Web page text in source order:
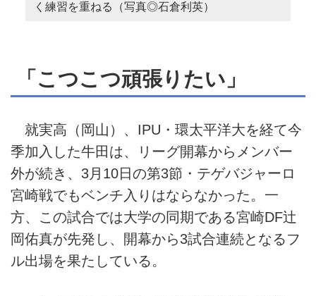
く練習を重ねる（写真◎石倉利英）
「こつこつ頑張りたい」
就実高（岡山）、IPU・環太平洋大を経て今
季加入した牛田は、リーグ開幕からメンバー
外が続き、3月10日の第3節・テゲバジャーロ
宮崎戦でもベンチ入りはならなかった。一
方、この試合では大学の同期である宮崎DF辻
岡佑真が先発し、開幕から3試合連続となるフ
ル出場を果たしている。